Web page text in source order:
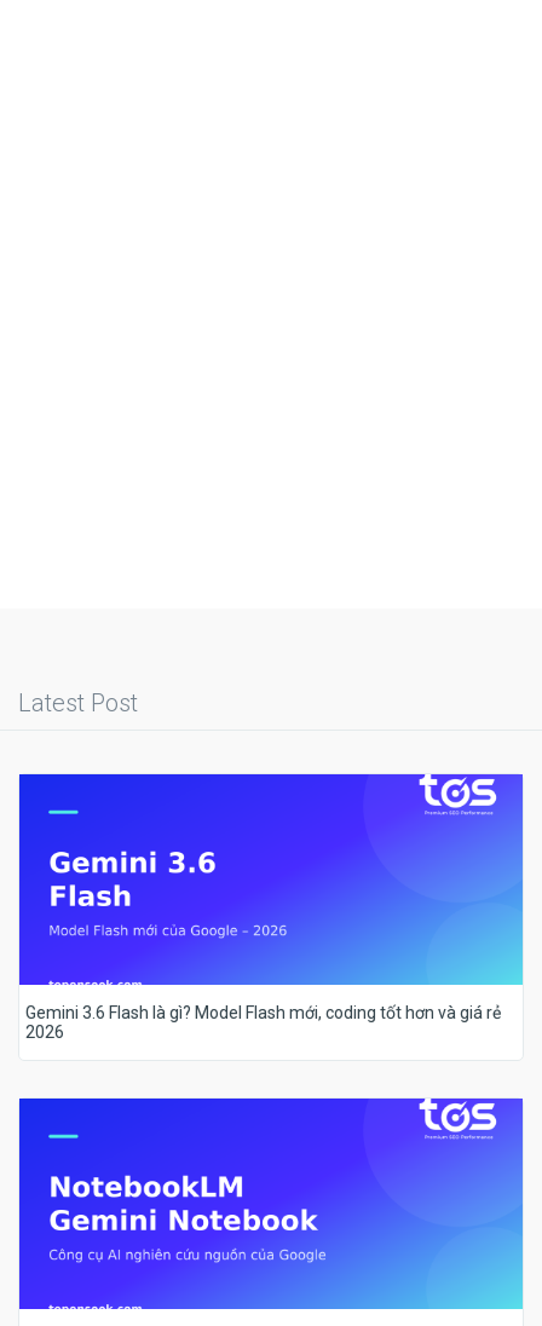
Latest Post
Gemini 3.6 Flash là gì? Model Flash mới, coding tốt hơn và giá rẻ
2026